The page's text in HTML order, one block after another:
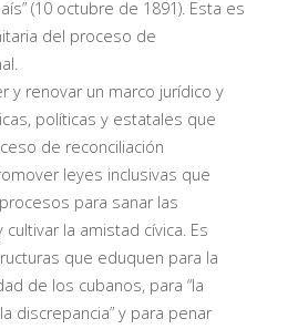
(10 octubre de 1891). Esta es
del proceso de
y renovar un marco jurídico y
políticas y estatales que
de reconciliación
leyes inclusivas que
para sanar las
la amistad cívica. Es
que eduquen para la
de los cubanos, para “la
discrepancia” y para penar